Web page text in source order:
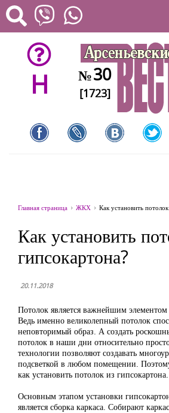
H №30
[1723]
Главная страница ЖКХ Как установить
Как установить
гипсокартона?
20.11.2018
Потолок является важнейшим
Ведь именно великолепный потолок
неповторимый образ. А создать
потолок в наши дни относительно
технологии позволяют создавать
подсветкой в любом помещении.
как установить потолок из гипсокартона.
Основным этапом установки
является сборка каркаса. Собирают